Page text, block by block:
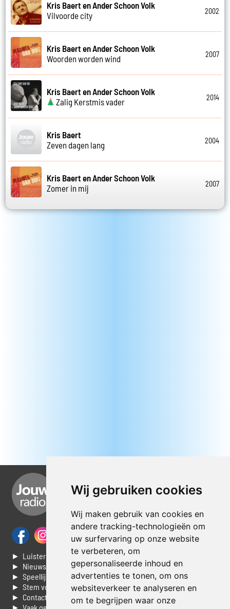
Wij gebruiken cookies
Wij maken gebruik van cookies en
andere tracking-technologieën om
uw surfervaring op onze website
te verbeteren, om
gepersonaliseerde inhoud en
advertenties te tonen, om ons
websiteverkeer te analyseren en
om te begrijpen waar onze
Kris Baert en Ander Schoon Volk
Vilvoorde city
2002
Kris Baert en Ander Schoon Volk
Woorden worden wind
2007
Kris Baert en Ander Schoon Volk
Zalig Kerstmis vader
2014
Kris Baert
Zeven dagen lang
2004
Kris Baert en Ander Schoon Volk
Zomer in mij
2007
► Luisteren naar Jouwradio
► Nieuws
► Speellijst
► Stem voor de Dag top 3
► Contacteer ons